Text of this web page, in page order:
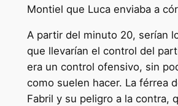
Montiel que Luca enviaba a
A partir del minuto 20, serían
que llevarían el control del
era un control ofensivo, sin
como suelen hacer. La férrea
Fabril y su peligro a la contra,